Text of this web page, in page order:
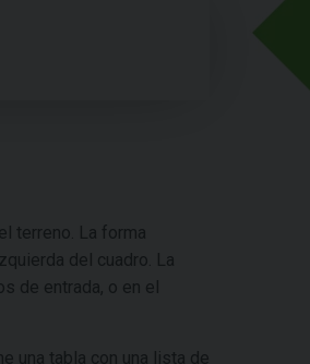
terreno. La forma
del cuadro. La
de entrada, o en el
una tabla con una lista de